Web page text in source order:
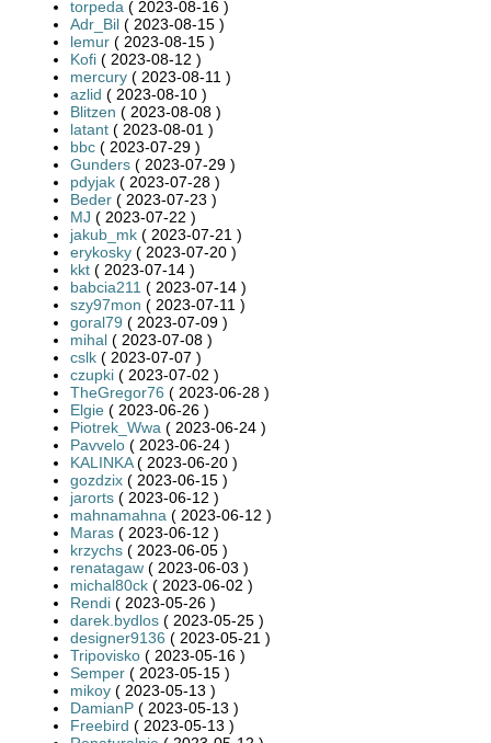
torpeda ( 2023-08-16 )
Adr_Bil ( 2023-08-15 )
lemur ( 2023-08-15 )
Kofi ( 2023-08-12 )
mercury ( 2023-08-11 )
azlid ( 2023-08-10 )
Blitzen ( 2023-08-08 )
latant ( 2023-08-01 )
bbc ( 2023-07-29 )
Gunders ( 2023-07-29 )
pdyjak ( 2023-07-28 )
Beder ( 2023-07-23 )
MJ ( 2023-07-22 )
jakub_mk ( 2023-07-21 )
erykosky ( 2023-07-20 )
kkt ( 2023-07-14 )
babcia211 ( 2023-07-14 )
szy97mon ( 2023-07-11 )
goral79 ( 2023-07-09 )
mihal ( 2023-07-08 )
cslk ( 2023-07-07 )
czupki ( 2023-07-02 )
TheGregor76 ( 2023-06-28 )
Elgie ( 2023-06-26 )
Piotrek_Wwa ( 2023-06-24 )
Pavvelo ( 2023-06-24 )
KALINKA( 2023-06-20 )
gozdzix ( 2023-06-15 )
jarorts ( 2023-06-12 )
mahnamahna ( 2023-06-12 )
Maras ( 2023-06-12 )
krzychs ( 2023-06-05 )
renatagaw ( 2023-06-03 )
michal80ck ( 2023-06-02 )
Rendi ( 2023-05-26 )
darek.bydlos ( 2023-05-25 )
designer9136 ( 2023-05-21 )
Tripovisko ( 2023-05-16 )
Semper ( 2023-05-15 )
mikoy ( 2023-05-13 )
DamianP ( 2023-05-13 )
Freebird ( 2023-05-13 )